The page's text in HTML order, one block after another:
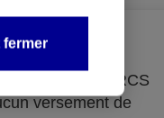
au RCS
versement de
fermer